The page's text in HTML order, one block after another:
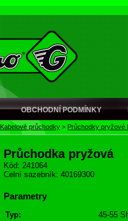
OBCHODNÍ PODMÍNKY
Kabelové průchodky > Průchodky pryžové
Průchodka pryžová
Kód: 241064
Celní sazebník: 40169300
Parametry
Typ:
45-55